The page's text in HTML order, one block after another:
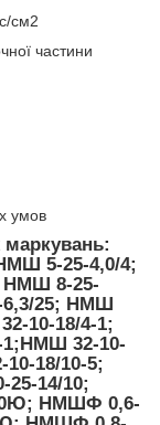
см2
частини
умов
маркувань:
5-25-4,0/4;
НМШ 8-25-
6,3/25; НМШ
10-18/4-1;
1;НМШ 32-10-
18/10-5;
14/10;
НМШФ 0,6-